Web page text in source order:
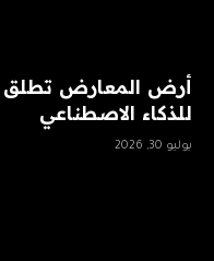
للذكاء الاصطناعي
يوليو 30, 2026